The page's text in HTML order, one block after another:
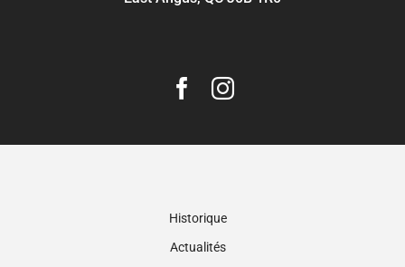
Historique
Actualités